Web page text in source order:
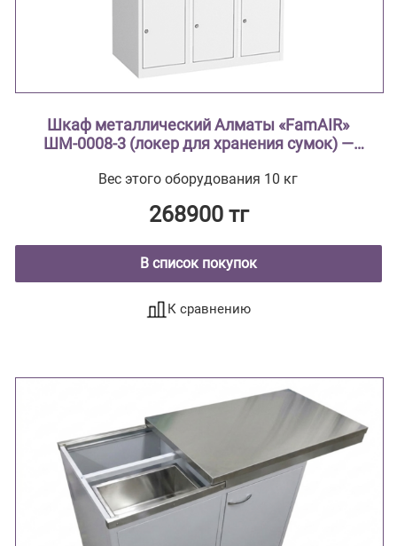
Шкаф металлический Алматы «FamAIR»
ШМ-0008-3 (локер для хранения сумок) —
Вес этого оборудования 10 кг
268900 тг
В список покупок
К сравнению